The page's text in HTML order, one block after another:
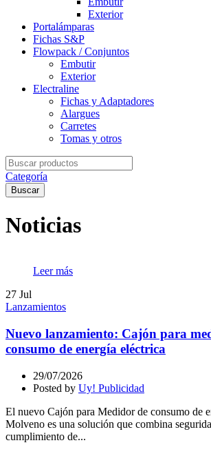
Exterior
Portalámparas
Fichas S&P
Flowpack / Conjuntos
Embutir
Exterior
Electraline
Fichas y Adaptadores
Alargues
Carretes
Tomas y otros
Search
for:
Categoría
Buscar
Noticias
Leer más
27 Jul
Lanzamientos
Nuevo lanzamiento: Cajón para
consumo de energía eléctrica
29/07/2026
Posted by Uy! Publicidad
El nuevo Cajón para Medidor de consumo de
Molveno es una solución que combina
cumplimiento de...